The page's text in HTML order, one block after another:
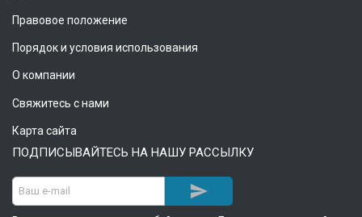
Правовое положение
Порядок и условия использования
О компании
Свяжитесь с нами
Карта сайта
ПОДПИСЫВАЙТЕСЬ НА НАШУ РАССЫЛКУ
